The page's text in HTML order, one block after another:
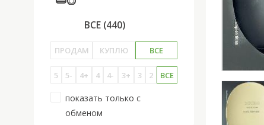
ВСЕ (440)
ПРОДАМ КУПЛЮ ВСЕ
5 5- 4+ 4 4- 3+ 3 2 ВСЕ
показать только с
обменом